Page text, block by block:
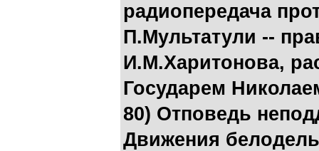
радиопередача
П.Мультатули --
И.М.Харитонова,
Государем
80) Отповедь
Движения